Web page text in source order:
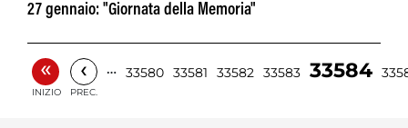
27 gennaio: "Giornata della Memoria"
«
INIZIO
‹
PREC.
… 33580 33581 33582 33583 33584